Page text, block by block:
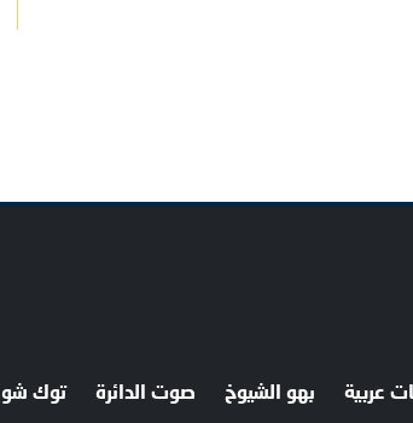
عربية بهو الشيوخ صوت الدائرة توك شو